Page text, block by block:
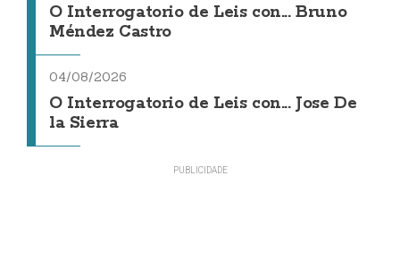
O Interrogatorio de Leis con... Bruno
Méndez Castro
04/08/2026
O Interrogatorio de Leis con... Jose De
la Sierra